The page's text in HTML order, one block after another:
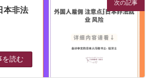
次の記事
本非法
を読む